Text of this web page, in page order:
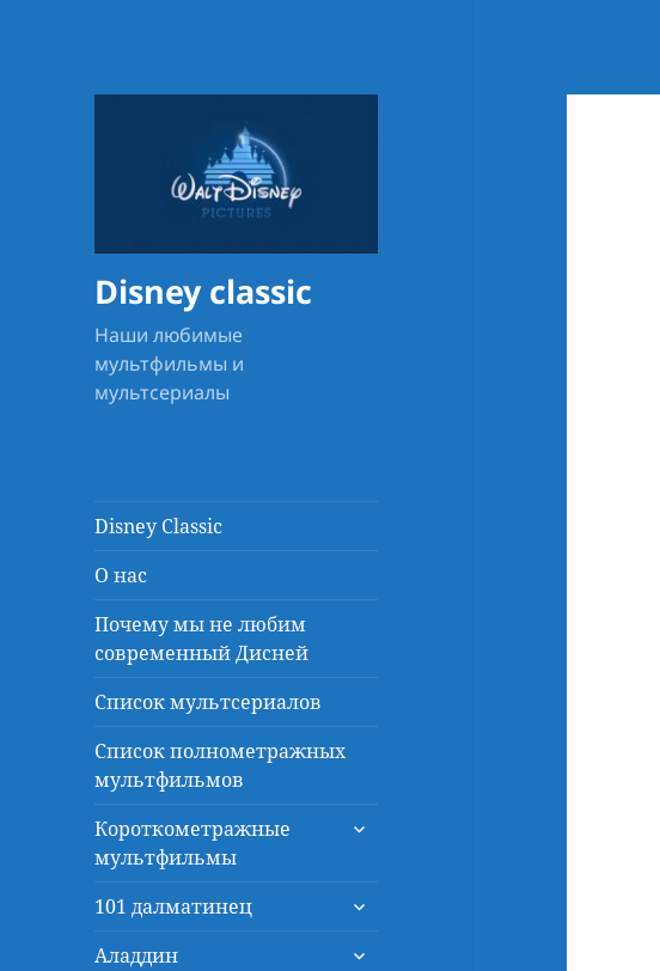
Disney classic
Наши любимые
мультфильмы и
мультсериалы
Disney Classic
О нас
Почему мы не любим
современный Дисней
Список мультсериалов
Список полнометражных
мультфильмов
Короткометражные
мультфильмы
раскрыть
101 далматинец
раскрыть
меню
Аладдин
раскрыть